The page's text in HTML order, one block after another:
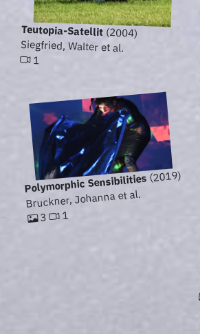
Teutopia-Satellit (2004)
Siegfried, Walter et al.
1
Polymorphic Sensibilities(2019)
Bruckner, Johanna et al.
3 1